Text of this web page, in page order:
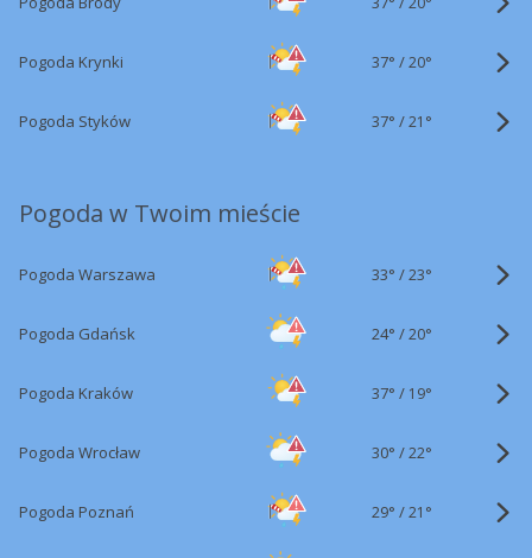
Pogoda Krynki 37° /20°
Pogoda Styków 37° /21°
Pogoda w Twoim mieście
Pogoda Warszawa 33° /23°
Pogoda Gdańsk 24° /20°
Pogoda Kraków 37° / 19°
Pogoda Wrocław 30° /22°
Pogoda Poznań 29° /21°